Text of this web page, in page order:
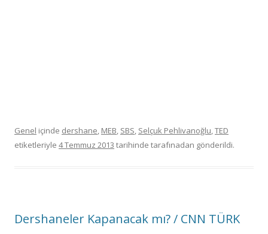
Genel içinde dershane, MEB, SBS, Selçuk Pehlivanoğlu,TED
etiketleriyle 4 Temmuz 2013 tarihinde tarafınadan gönderildi.
Dershaneler Kapanacak mı? / CNN TÜRK